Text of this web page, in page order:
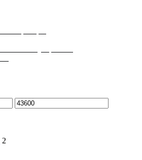
Максимальная
цена
2